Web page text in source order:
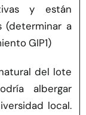
y están
(determinar a
GIP1)
del lote
albergar
local.